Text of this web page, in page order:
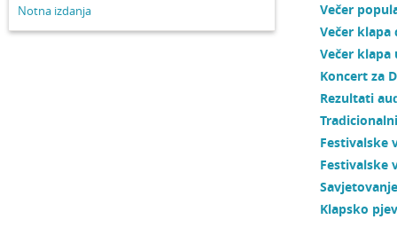
Notna izdanja
Večer
Večer klapa
Večer klapa
Koncert za
Rezultati
Festivalske
Festivalske
Klapsko